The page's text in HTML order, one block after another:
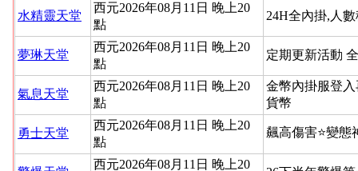
水精靈天堂
西元2026年08月11日 晚上20
點
24H全內掛,人
夢琳天堂
西元2026年08月11日 晚上20
點
定期更新活動
氣息天堂
西元2026年08月11日 晚上20
點
金幣內掛服登
貨幣
勇士天堂
西元2026年08月11日 晚上20
點
飆高傷害⭐變態
西元2026年08月11日 晚上20